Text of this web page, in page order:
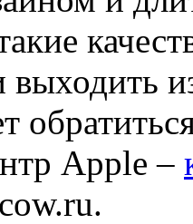
выходить
Apple –